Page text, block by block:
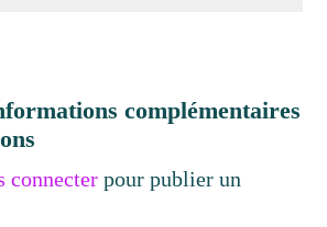
complémentaires
connecter pour publier un